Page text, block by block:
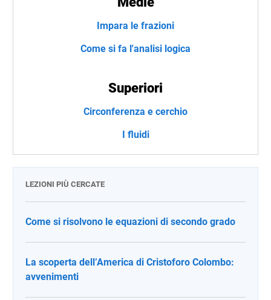
Impara le frazioni
Come si fa l'analisi logica
Superiori
Circonferenza e cerchio
I fluidi
LEZIONI PIÙ CERCATE
Come si risolvono le equazioni di secondo grado
La scoperta dell’America di Cristoforo Colombo:
avvenimenti